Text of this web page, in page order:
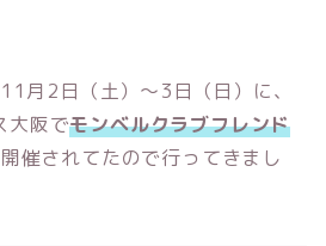
月2日（土）～3日（日）に、
大阪でモンベルクラブフレンド
催されてたので行ってきまし